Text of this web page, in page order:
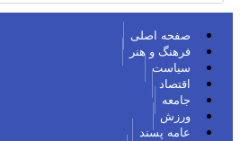
صفحه اصلی
فرهنگ و هنر
سیاست
اقتصاد
جامعه
ورزش
عامه پسند